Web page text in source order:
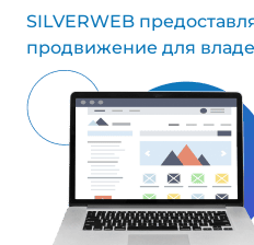
SILVERWEB
продвижение для